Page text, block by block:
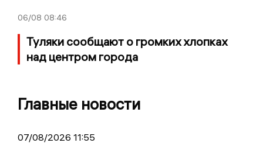
06/08 08:46
Туляки сообщают о громких хлопках
над центром города
Главные новости
07/08/2026 11:55